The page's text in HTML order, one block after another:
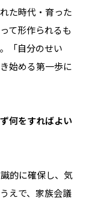
た時代・育った
て形作られるも
「自分のせい
始める第一歩に
何をすればよい
的に確保し、気
えで、家族会議